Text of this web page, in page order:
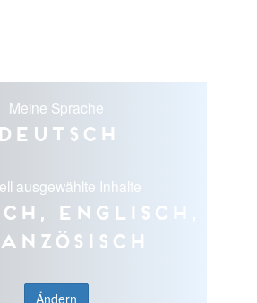
Meine Sprache
Deutsch
ausgewählte Inhalte
Englisch,
Ändern